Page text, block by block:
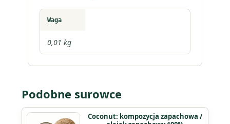
Waga
0,01 kg
Podobne surowce
Coconut: kompozycja zapachowa /
Ten